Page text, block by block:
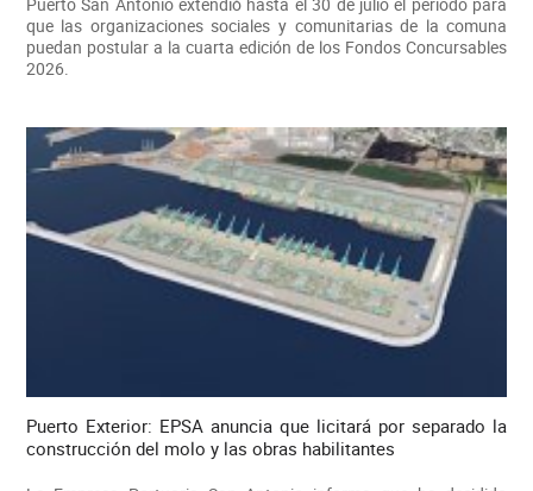
que las organizaciones sociales y comunitarias de la comuna
puedan postular a la cuarta edición de los Fondos Concursables
2026.
Puerto Exterior: EPSA anuncia que licitará por separado la
construcción del molo y las obras habilitantes